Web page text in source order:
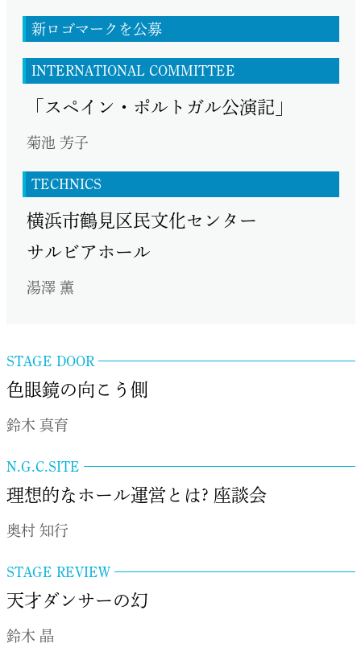
新ロゴマークを公募
INTERNATIONAL COMMITTEE
「スペイン・ポルトガル公演記」
菊池 芳子
TECHNICS
横浜市鶴見区民文化センター
サルビアホール
湯澤 薫
STAGE DOOR
色眼鏡の向こう側
鈴木 真育
N.G.C.SITE
理想的なホール運営とは? 座談会
奥村 知行
STAGE REVIEW
天才ダンサーの幻
鈴木 晶